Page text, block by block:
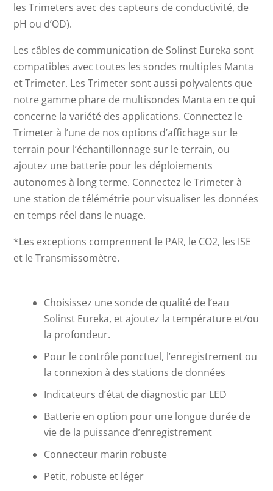
les Trimeters avec des capteurs de conductivité, de
pH ou d’OD).
Les câbles de communication de Solinst Eureka sont
compatibles avec toutes les sondes multiples Manta
et Trimeter. Les Trimeter sont aussi polyvalents que
notre gamme phare de multisondes Manta en ce qui
concerne la variété des applications. Connectez le
Trimeter à l’une de nos options d’affichage sur le
terrain pour l’échantillonnage sur le terrain, ou
ajoutez une batterie pour les déploiements
autonomes à long terme. Connectez le Trimeter à
une station de télémétrie pour visualiser les données
en temps réel dans le nuage.
*Les exceptions comprennent le PAR, le CO2, les ISE
et le Transmissomètre.
Choisissez une sonde de qualité de l’eau
Solinst Eureka, et ajoutez la température et/ou
la profondeur.
Pour le contrôle ponctuel, l’enregistrement ou
la connexion à des stations de données
Indicateurs d’état de diagnostic par LED
Batterie en option pour une longue durée de
vie de la puissance d’enregistrement
Connecteur marin robuste
Petit, robuste et léger